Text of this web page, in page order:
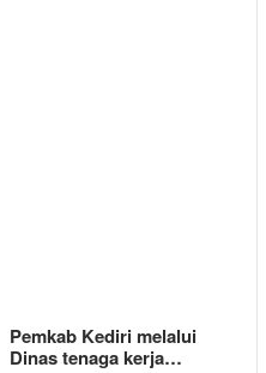
Pemkab Kediri melalui
Dinas tenaga kerja…